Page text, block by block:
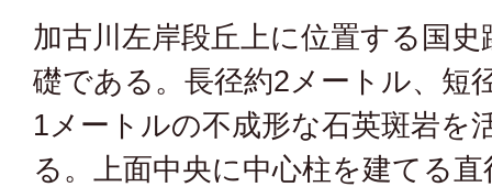
加古川左岸段丘上に位置する国
礎である。長径約2メートル、短
1メートルの不成形な石英斑岩を
る。上面中央に中心柱を建てる